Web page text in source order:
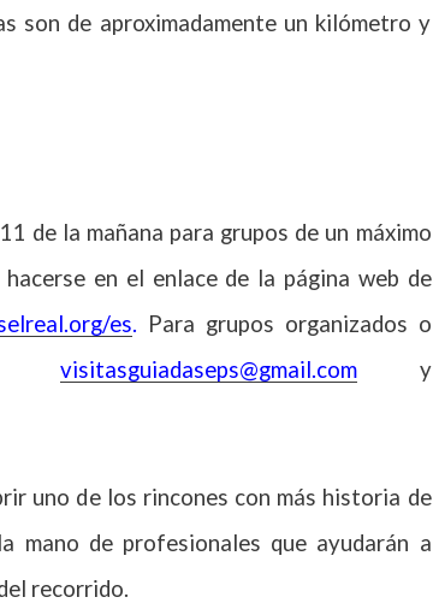
son de aproximadamente un kilómetro y
de la mañana para grupos de un máximo
en el enlace de la página web de
es. Para grupos organizados o
visitasguiadaseps@gmail.com
y
uno de los rincones con más historia de
mano de profesionales que ayudarán a
recorrido.